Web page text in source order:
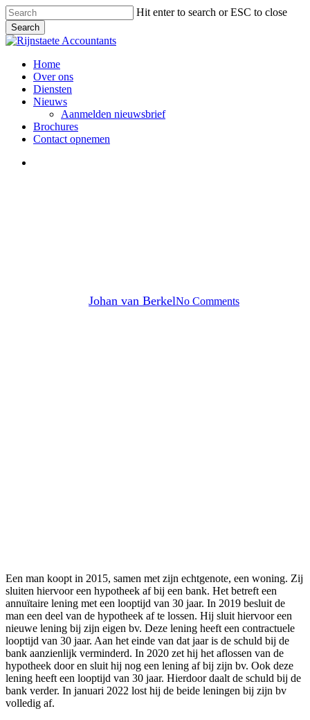
Skip
to
main
content
Hit enter to search or ESC to close
Search
Close
Menu
Home
Over ons
Diensten
Nieuws
Aanmelden nieuwsbrief
Brochures
Contact opnemen
Johan van BerkelNo Comments
Een man koopt in 2015, samen met zijn echtgenote, een woning. Zij
sluiten hiervoor een hypotheek af bij een bank. Het betreft een
annuïtaire lening met een looptijd van 30 jaar. In 2019 besluit de
man een deel van de hypotheek af te lossen. Hij sluit hiervoor een
nieuwe lening bij zijn eigen bv. Deze lening heeft een contractuele
looptijd van 30 jaar. Aan het einde van dat jaar is de schuld bij de
bank aanzienlijk verminderd. In 2020 zet hij het aflossen van de
hypotheek door en sluit hij nog een lening af bij zijn bv. Ook deze
lening heeft een looptijd van 30 jaar. Hierdoor daalt de schuld bij de
bank verder. In januari 2022 lost hij de beide leningen bij zijn bv
volledig af.